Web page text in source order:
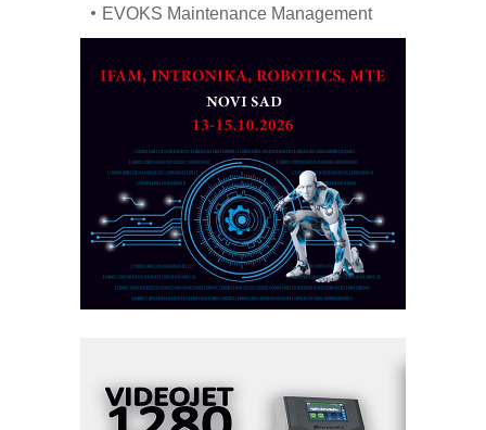
EVOKS Maintenance Management
na viši nivo
Detekcija različitih oblika
MAREX - Lim i mašine za savremena
rešenja
Marcom-plast d.o.o.- vaš pouzdan
partner
CTO - Prilagodite svoju toplinsku
obradu!
Razvoj asortimanskog pravca MINI-
PLC AKYTEC
MOTOMAN – NEXT-Robotika vođena
veštačkom inteligencijom